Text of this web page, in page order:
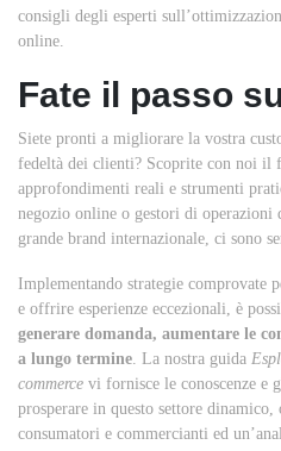
consigli degli esperti
online.
Fate il passo
Siete pronti a migliorare la vostra
fedeltà dei clienti? Scoprite con noi il
approfondimenti reali e strumenti
negozio online o gestori di operazioni
grande brand internazionale, ci sono
Implementando strategie comprovate
e offrire esperienze eccezionali, è
generare domanda, aumentare le
a lungo termine . La nostra guida
commerce vi fornisce le conoscenze e
prosperare in questo settore dinamico,
consumatori e commercianti ed